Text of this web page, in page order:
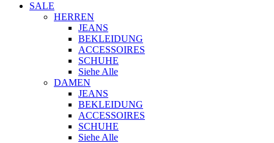
SALE
HERREN
JEANS
BEKLEIDUNG
ACCESSOIRES
SCHUHE
Siehe Alle
DAMEN
JEANS
BEKLEIDUNG
ACCESSOIRES
SCHUHE
Siehe Alle